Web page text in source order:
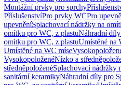
Montážní prvky pro sprchy
PříslušenstvíPro prvky WCPro
upevněníSplachovací nádržky na
omítku pro WC, z plastuNáhradní
omítku pro WC, z plastuUmístěné na
Umístěné na WC míse
VysokopoloženéNízko a
středněpoloženéSplachovací nádržky
sanitární keramikyNáhradní díly pro